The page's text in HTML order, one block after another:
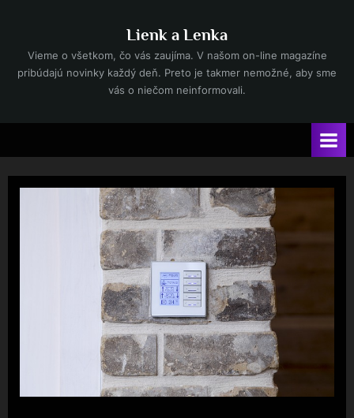
content
Lienk a Lenka
Vieme o všetkom, čo vás zaujíma. V našom on-line magazíne
pribúdajú novinky každý deň. Preto je takmer nemožné, aby sme
vás o niečom neinformovali.